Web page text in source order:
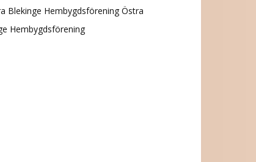
Östra
Hembygdsförening